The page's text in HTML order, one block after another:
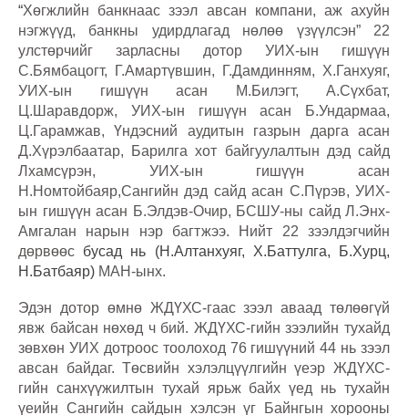
“Хөгжлийн банкнаас зээл авсан компани, аж ахуйн
нэгжүүд, банкны удирдлагад нөлөө үзүүлсэн” 22
улстөрчийг
зарласны дотор УИХ-ын гишүүн
С.Бямбацогт, Г.Амартүвшин, Г.Дамдинням, Х.Ганхуяг,
УИХ-ын гишүүн асан М.Билэгт, А.Сүхбат,
Ц.Шаравдорж,
УИХ-ын гишүүн асан Б.Ундармаа,
Ц.Гарамжав, Үндэсний аудитын газрын дарга асан
Д.Хүрэлбаатар,
Барилга хот байгуулалтын дэд сайд
Лхамсүрэн,
УИХ-ын гишүүн асан
Н.Номтойбаяр,Сангийн дэд сайд асан С.Пүрэв, УИХ-
ын гишүүн асан Б.Элдэв-Очир, БСШУ-ны сайд Л.Энх-
Амгалан нарын нэр багтжээ. Нийт 22 зээлдэгчийн
дөрвөөс бусад нь (Н.Алтанхуяг, Х.Баттулга, Б.Хурц,
Н.Батбаяр) МАН-ынх.
Эдэн дотор өмнө ЖДҮХС-гаас зээл аваад төлөөгүй
явж байсан нөхөд ч бий. ЖДҮХС-гийн зээлийн тухайд
зөвхөн УИХ дотроос тоолоход 76 гишүүний 44 нь зээл
авсан байдаг. Төсвийн хэлэлцүүлгийн үеэр ЖДҮХС-
гийн санхүүжилтын тухай ярьж байх үед нь тухайн
үеийн Сангийн сайдын хэлсэн үг Байнгын хорооны